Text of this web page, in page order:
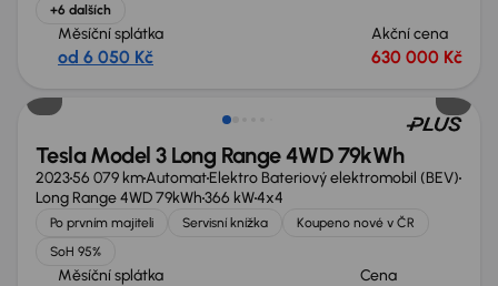
+6 dalších
Měsíční splátka
od 6 050 Kč
Akční cena
630 000 Kč
Nově v nabídce
Tesla Model 3 Long Range 4WD 79kWh
202356 079 kmAutomatElektro Bateriový elektromobil (BEV)
Long Range 4WD 79kWh366 kW4x4
Po prvním majiteli Servisní knížka
Koupeno nové v ČR
SoH 95%
Měsíční splátka Cena